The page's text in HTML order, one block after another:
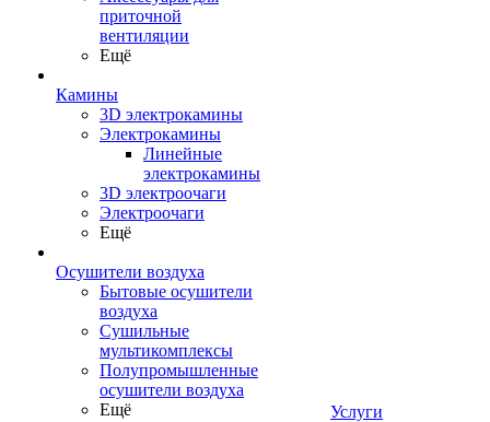
приточной
вентиляции
Ещё
Камины
3D электрокамины
Электрокамины
Линейные
электрокамины
3D электроочаги
Электроочаги
Ещё
Осушители воздуха
Бытовые осушители
воздуха
Сушильные
мультикомплексы
Полупромышленные
осушители воздуха
Ещё
Услуги